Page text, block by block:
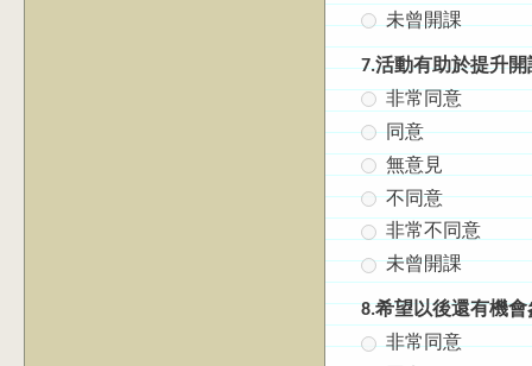
未曾開課
7.活動有助於提升
非常同意
同意
無意見
不同意
非常不同意
未曾開課
8.希望以後還有機
非常同意